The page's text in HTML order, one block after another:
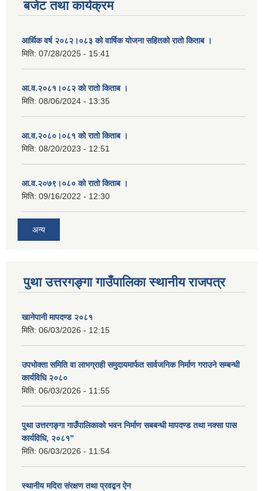
बजेट तथा कार्यक्रम
आर्थिक वर्ष २०८२।०८३ को वार्षिक योजना सहितको रातो किताब ।
मिति: 07/28/2025 - 15:41
आ.व.२०८१।०८२ को रातो किताब ।
मिति: 08/06/2024 - 13:35
आ.व.२०८०।०८१ को रातो किताब ।
मिति: 08/20/2023 - 12:51
आ.व.२०७९।०८० को रातो किताब ।
मिति: 09/16/2022 - 12:30
अन्य
पुथा उत्तरगङ्गा गाउँपालिका स्थानीय राजपत्र
खानेपानी मापदण्ड २०८१
मिति: 06/03/2026 - 12:15
उपभोक्ता समिति वा लाभग्राही समुदायमार्फत सार्वजनिक निर्माण गराउने सम्बन्धी
कार्यविधि २०८०
मिति: 06/03/2026 - 11:55
पुथा उत्तरगङ्गा गाउँपालिकाको भवन निर्माण सबबन्धी मापदण्ड तथा नक्सा पास
कार्यविधि, २०८१”
मिति: 06/03/2026 - 11:54
स्थानीय मदिरा संरक्षण तथा प्रवद्बन ऐन